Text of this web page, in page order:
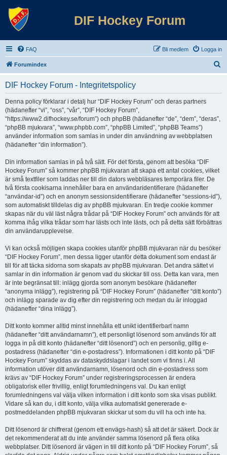
DIF Hockey Forum
FAQ Logga in
Bli medlem
Forumindex
DIF Hockey Forum - Integritetspolicy
Denna policy förklarar i detalj hur “DIF Hockey Forum” och deras partners
(hädanefter “vi”, “oss”, “vår”, “DIF Hockey Forum”,
“https://www2.difhockey.se/forum”) och phpBB (hädanefter “de”, “dem”, “deras”,
“phpBB mjukvara”, “www.phpbb.com”, “phpBB Limited”, “phpBB Teams”)
använder information som samlas in under din användning av webbplatsen
(hädanefter “din information”).
Din information samlas in på två sätt. För det första, genom att besöka “DIF
Hockey Forum” så kommer phpBB mjukvaran att skapa ett antal cookies, vilket
är små textfiler som laddas ner till din dators webbläsares temporära filer. De
två första cookisarna innehåller bara en användaridentifierare (hädanefter
“användar-id”) och en anonym sessionsidentifierare (hädanefter “sessions-id”),
som automatiskt tilldelas dig av phpBB mjukvaran. En tredje cookie kommer
skapas när du väl läst några trådar på “DIF Hockey Forum” och används för att
komma ihåg vilka trådar som har lästs och inte lästs, och på detta sätt förbättras
din användarupplevelse.
Vi kan också möjligen skapa cookies utanför phpBB mjukvaran när du besöker
“DIF Hockey Forum”, men dessa ligger utanför detta dokument som endast är
till för att täcka sidorna som skapats av phpBB mjukvaran. Det andra sättet vi
samlar in din information är genom vad du skickar till oss. Detta kan vara, men
är inte begränsat till: inlägg gjorda som anonym besökare (hädanefter
“anonyma inlägg”), registrering på “DIF Hockey Forum” (hädanefter “ditt konto”)
och inlägg sparade av dig efter din registrering och medan du är inloggad
(hädanefter “dina inlägg”).
Ditt konto kommer alltid minst innehålla ett unikt identifierbart namn
(hädanefter “ditt användarnamn”), ett personligt lösenord som används för att
logga in på ditt konto (hädanefter “ditt lösenord”) och en personlig, giltig e-
postadress (hädanefter “din e-postadress”). Informationen i ditt konto på “DIF
Hockey Forum” skyddas av dataskyddslagar i landet som vi finns i. All
information utöver ditt användarnamn, lösenord och din e-postadress som
krävs av “DIF Hockey Forum” under registreringsprocessen är endera
obligatorisk eller frivillig, enligt forumledningens val. Du kan enligt
forumledningens val välja vilken information i ditt konto som ska visas publikt.
Vidare så kan du, i ditt konto, välja vilka automatiskt genererade e-
postmeddelanden phpBB mjukvaran skickar ut som du vill ha och inte ha.
Ditt lösenord är chiffrerat (genom ett envägs-hash) så att det är säkert. Dock är
det rekommenderat att du inte använder samma lösenord på flera olika
webbplatser. Ditt lösenord är vägen in till ditt konto på “DIF Hockey Forum”, så